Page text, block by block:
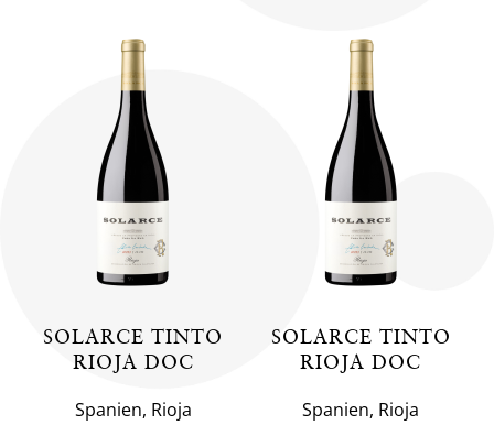
SOLARCE TINTO
RIOJA DOC
Spanien, Rioja
SOLARCE TINTO
RIOJA DOC
Spanien, Rioja